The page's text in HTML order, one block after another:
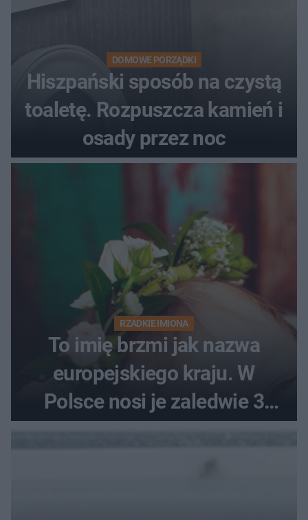
DOMOWE PORZĄDKI
Hiszpański sposób na czystą
toaletę. Rozpuszcza kamień i
osady przez noc
RZADKIE IMIONA
To imię brzmi jak nazwa
europejskiego kraju. W
Polsce nosi je zaledwie 3
kobiety